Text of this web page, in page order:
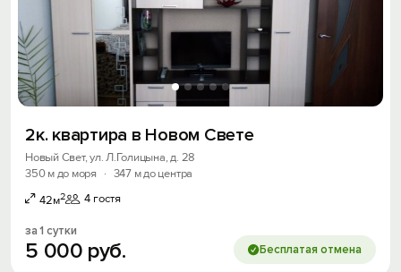
2к. квартира в Новом Свете
Новый Свет, ул. Л.Голицына, д. 28
350 м до моря
· 347 м до центра
42м2 4 гостя
за 1 сутки
5 000 руб. Бесплатая отмена